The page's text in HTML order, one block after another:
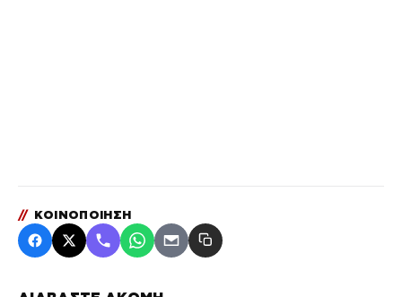
// ΚΟΙΝΟΠΟΙΗΣΗ